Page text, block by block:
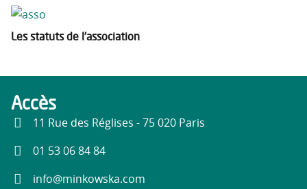
Les statuts de l’association
Accès
11 Rue des Réglises - 75 020 Paris
01 53 06 84 84
info@minkowska.com